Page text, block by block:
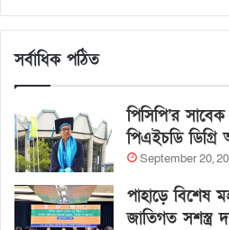
সর্বাধিক পঠিত
পিসিপি’র
পিএইচডি ডিগ্রি
September 20,
পাহাড়ে বিশেষ
জাতিগত সশস্ত্র